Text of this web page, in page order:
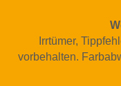
Irrtümer,
vorbehalten.